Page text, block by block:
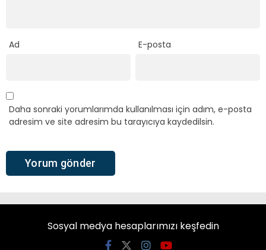
Ad E-posta
Daha sonraki yorumlarımda kullanılması için adım, e-posta
adresim ve site adresim bu tarayıcıya kaydedilsin.
Sosyal medya hesaplarımızı keşfedin